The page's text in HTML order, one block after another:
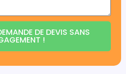
DE DEVIS SANS
!